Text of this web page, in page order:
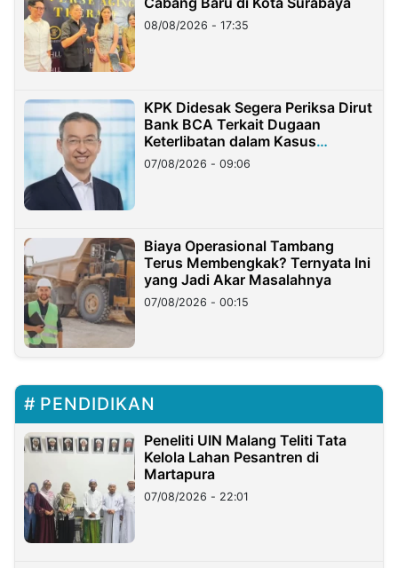
08/08/2026 - 17:35
KPK Didesak Segera Periksa Dirut
Bank BCA Terkait Dugaan
Keterlibatan dalam Kasus
Hilangnya Dana Nasabah Rp2,58
Miliar
07/08/2026 - 09:06
Biaya Operasional Tambang
Terus Membengkak? Ternyata Ini
yang Jadi Akar Masalahnya
07/08/2026 - 00:15
PENDIDIKAN
Peneliti UIN Malang Teliti Tata
Kelola Lahan Pesantren di
Martapura
07/08/2026 - 22:01